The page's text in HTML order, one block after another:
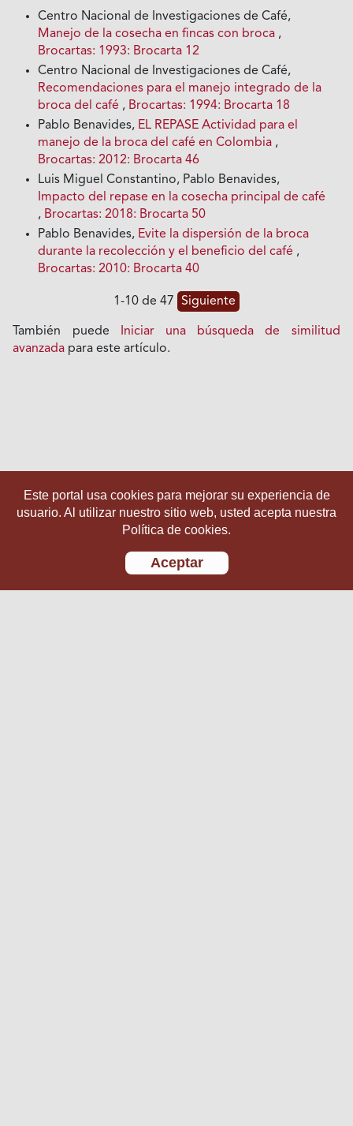
Centro Nacional de Investigaciones de Café,
Manejo de la cosecha en fincas con broca ,
Brocartas: 1993: Brocarta 12
Centro Nacional de Investigaciones de Café,
Recomendaciones para el manejo integrado de la
broca del café , Brocartas: 1994: Brocarta 18
Pablo Benavides, EL REPASE Actividad para el
manejo de la broca del café en Colombia ,
Brocartas: 2012: Brocarta 46
Luis Miguel Constantino, Pablo Benavides,
Impacto del repase en la cosecha principal de café
, Brocartas: 2018: Brocarta 50
Pablo Benavides, Evite la dispersión de la broca
durante la recolección y el beneficio del café ,
Brocartas: 2010: Brocarta 40
1-10 de 47 Siguiente
También puede Iniciar una búsqueda de similitud
avanzada para este artículo.
Este portal usa cookies para mejorar su experiencia de
usuario. Al utilizar nuestro sitio web, usted acepta nuestra
Política de cookies.
Aceptar